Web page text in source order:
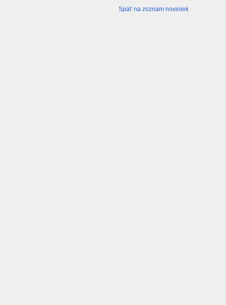
Späť na zoznam noviniek